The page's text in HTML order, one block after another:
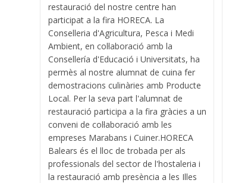
restauració del nostre centre han
participat a la fira HORECA. La
Conselleria d'Agricultura, Pesca i Medi
Ambient, en col·laboració amb la
Consellería d'Educació i Universitats, ha
permès al nostre alumnat de cuina fer
demostracions culinàries amb Producte
Local. Per la seva part l'alumnat de
restauració participa a la fira gràcies a un
conveni de col·laboració amb les
empreses Marabans i Cuiner.HORECA
Balears és el lloc de trobada per als
professionals del sector de l'hostaleria i
la restauració amb presència a les Illes